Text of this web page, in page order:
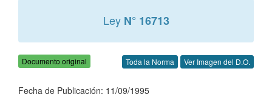
Ley N° 16713
Documento original Toda la Norma Ver Imagen del D.O.
Fecha de Publicación: 11/09/1995